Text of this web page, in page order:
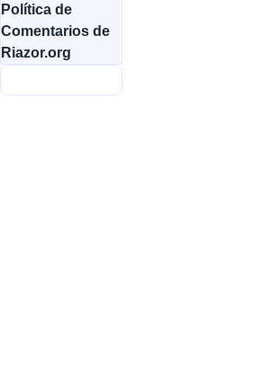
Política de
Comentarios de
Riazor.org